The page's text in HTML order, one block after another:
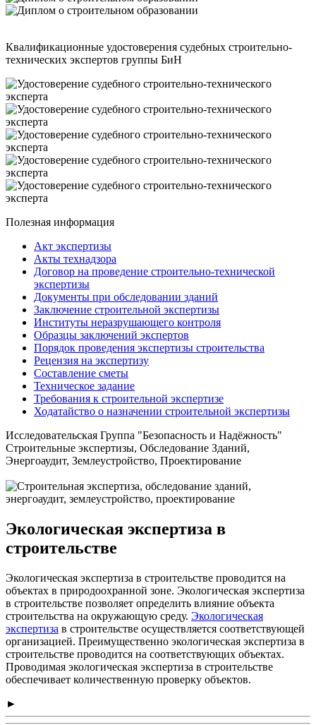
Квалификационные удостоверения судебных строительно-
технических экспертов группы БиН
Полезная информация
Акт экспертизы
Акты технадзора
Договор на проведение строительно-технической
экспертизы
Документы при обследовании зданий
Заключение строительной экспертизы
Институты неразрушающего контроля
Образцы заключений экспертов
Порядок проведения экспертизы строительства
Рецензия на экспертизу
Составление сметы
Техническое задание
Требования к строительной экспертизе
Ходатайство о назначении строительной экспертизы
Исследовательская Группа "Безопасность и Надёжность"
Строительные экспертизы, Обследование Зданий,
Энергоаудит, Землеустройство, Проектирование
Экологическая экспертиза в
строительстве
Экологическая экспертиза в строительстве проводится на
объектах в природоохранной зоне. Экологическая экспертиза
в строительстве позволяет определить влияние объекта
строительства на окружающую среду. Экологическая
экспертиза в строительстве осуществляется соответствующей
организацией. Преимущественно экологическая экспертиза в
строительстве проводится на соответствующих объектах.
Проводимая экологическая экспертиза в строительстве
обеспечивает количественную проверку объектов.
►